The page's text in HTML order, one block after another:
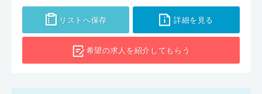
リストへ保存 詳細を見る
希望の求人を紹介してもらう